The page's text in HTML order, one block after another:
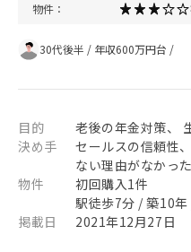
物件：
30代後半 / 年収600万円台 /
目的
老後の年金対策、
決め手
セールスの信頼性
ない理由がなかった
物件
初回購入1件
駅徒歩7分 / 築10
掲載日
2021年12月27日